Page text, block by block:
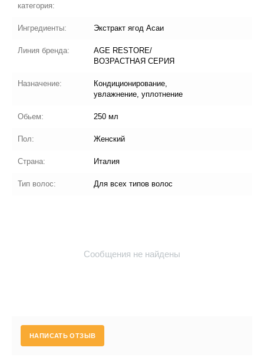
категория:
Ингредиенты: Экстракт ягод Асаи
Линия бренда:
AGE RESTORE/
ВОЗРАСТНАЯ СЕРИЯ
Назначение:
Кондиционирование,
увлажнение, уплотнение
Обьем: 250 мл
Пол: Женский
Страна: Италия
Тип волос: Для всех типов волос
Сообщения не найдены
НАПИСАТЬ ОТЗЫВ